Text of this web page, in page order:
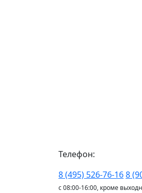
Телефон:
8 (495) 526-76-168
с 08:00-16:00, кроме